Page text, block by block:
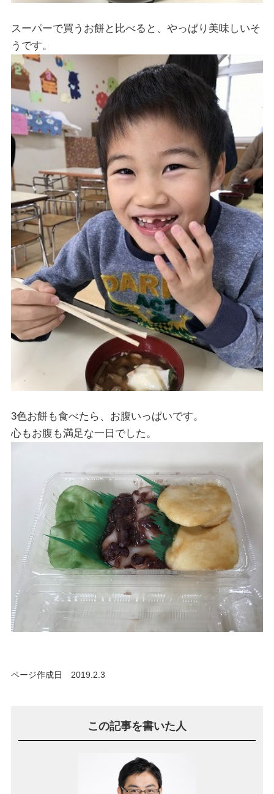
スーパーで買うお餅と比べると、やっぱり美味しいそ
うです。
3色お餅も食べたら、お腹いっぱいです。
心もお腹も満足な一日でした。
ページ作成日 2019.2.3
この記事を書いた人